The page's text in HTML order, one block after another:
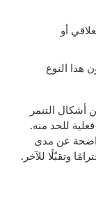
أو
هذا النوع
أشكال التنمر
للحد منه.
عن مدى
وتقبّلًا للآخر.